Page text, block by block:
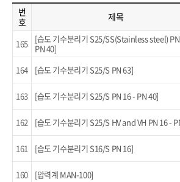
번
호
제목
165
[습도 기수분리기 S25/SS(Stainless steel)
PN 40]
164
[습도 기수분리기 S25/S PN 63]
163
[습도 기수분리기 S25/S PN 16 - PN 40]
162
[습도 기수분리기 S25/S HV and VH PN 16 -
161
[습도 기수분리기 S16/S PN 16]
160
[압력계 MAN-100]